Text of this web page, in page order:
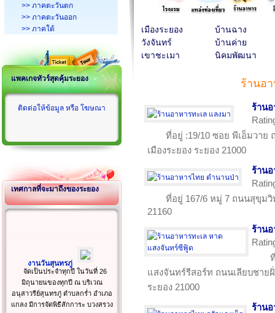
>> ภาคตะวันตก
>> ภาคตะวันออก
>> ภาคใต้
แพคเกจทัวร์สุดคุ้มระยอง
ติดต่อให้ข้อมูล หรือ โฆษณา
เทศกาลที่จะมาถึงของระยอง
งานวันสุนทรภู่
จัดเป็นประจำทุกปี ในวันที่ 26
มิถุนายนของทุกปี ณ บริเวณ
อนุสาวรีย์สุนทรภู่ ตำบลกร่ำ อำเภอ
แกลง มีการจัดพิธีสักการะ บวงสรวง
เมืองระยอง
บ้านฉาง
วังจันทร์
บ้านค่าย
เขาชะเมา
นิคมพัฒนา
ร้านอ
ร้านอ
ที่อยู่ :19/10 ซอย พีเอ็มวาย
เมืองระยอง ระยอง 21000
ร้าน
ที่อยู่ 167/6 หมู่ 7 ถนนสุขุมวิ
21160
ร้าน
แสงจันทร์รีสอร์ท ถนนเลียบชาย
ระยอง 21000
ร้านอ